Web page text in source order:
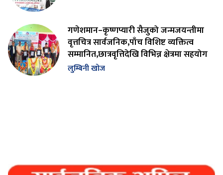
गणेशमान–कृष्णप्यारी सैजुको जन्मजयन्तीमा
वृत्तचित्र सार्वजनिक,पाँच विशिष्ट व्यक्तित्व
सम्मानित,छात्रवृत्तिदेखि विभिन्न क्षेत्रमा सहयोग
लुम्बिनी खोज